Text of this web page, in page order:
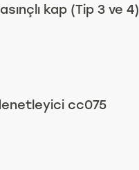
kap (Tip 3 ve 4)
cc075